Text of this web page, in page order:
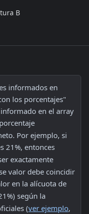
B
informados en
los porcentajes"
exactamente
valor debe coincidir
en la alícuota de
según la
(ver ejemplo